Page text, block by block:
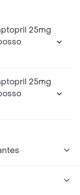
25mg
25mg